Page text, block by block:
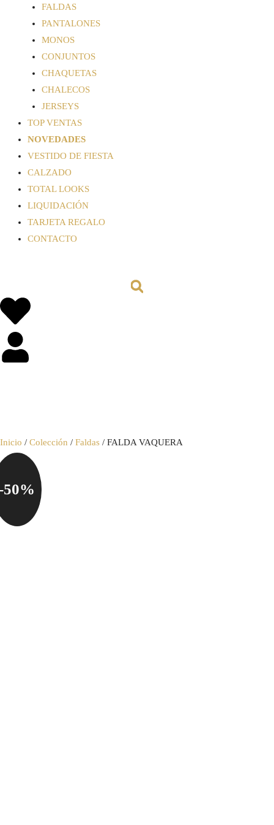
FALDAS
PANTALONES
MONOS
CONJUNTOS
CHAQUETAS
CHALECOS
JERSEYS
TOP VENTAS
NOVEDADES
VESTIDO DE FIESTA
CALZADO
TOTAL LOOKS
LIQUIDACIÓN
TARJETA REGALO
CONTACTO
Inicio / Colección / Faldas / FALDA VAQUERA
50%